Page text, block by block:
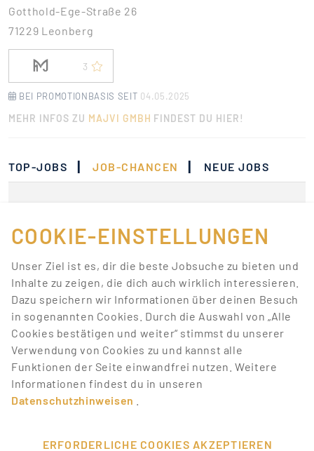
Gotthold-Ege-Straße 26
71229 Leonberg
3
BEI PROMOTIONBASIS SEIT 04.05.2025
MEHR INFOS ZU MAJVI GMBH FINDEST DU HIER!
TOP-JOBS | JOB-CHANCEN | NEUE JOBS
Jobs, die deinen
Suchkriterien
entsprechen.
Lass dich über neue Job-Chancen zu deiner Suche
mit Job-Alerts automatisch informieren!
JOB-ALERT ERSTELLEN
COOKIE-EINSTELLUNGEN
Unser Ziel ist es, dir die beste Jobsuche zu bieten und
Inhalte zu zeigen, die dich auch wirklich interessieren.
Dazu speichern wir Informationen über deinen Besuch
in sogenannten Cookies. Durch die Auswahl von „Alle
Cookies bestätigen und weiter“ stimmst du unserer
Verwendung von Cookies zu und kannst alle
Funktionen der Seite einwandfrei nutzen. Weitere
Informationen findest du in unseren
Datenschutzhinweisen
ERFORDERLICHE COOKIES AKZEPTIEREN